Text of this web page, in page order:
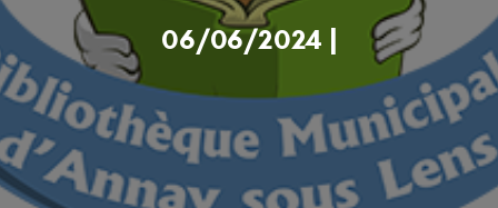
06/06/2024 |